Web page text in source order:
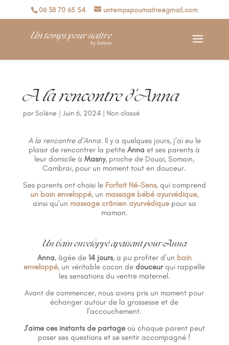
06 38 70 65 54 untempspournaitre@gmail.com
A la rencontre d’Anna
parSolène | Juin 6, 2024| Non classé
A la rencontre d’Anna. Il y a quelques jours, j’ai eu le
plaisir de rencontrer la petiteAnna et ses parents à
leur domicile àMasny, proche de Douai, Somain,
Cambrai, pour un moment tout en douceur.
Ses parents ont choisi le Forfait Né-Sens, qui comprend
un bain enveloppé, un massage bébé ayurvédique,
ainsi qu’un massage crânien ayurvédiquepour sa
maman.
Un bain enveloppé apaisant pour Anna
Anna, âgée de 14 jours, a pu profiter d’un bain
enveloppé, un véritable cocon dedouceur qui rappelle
les sensations du ventre maternel.
Avant de commencer, nous avons pris un moment pour
échanger autour de la grossesse et de
l’accouchement.
J’aime ces instants de partageoù chaque parent peut
poser ses questions et se sentir accompagné !